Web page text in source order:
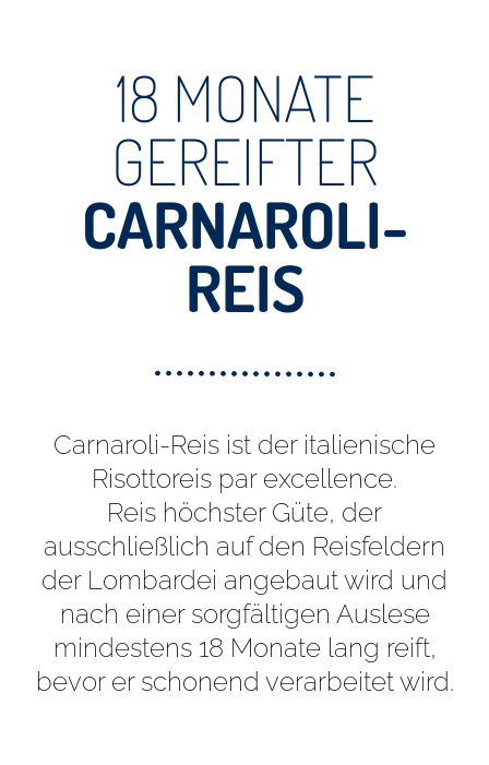
18 MONATE
GEREIFTER
CARNAROLI-
REIS
Carnaroli-Reis ist der italienische
Risottoreis par excellence.
Reis höchster Güte, der
ausschließlich auf den Reisfeldern
der Lombardei angebaut wird und
nach einer sorgfältigen Auslese
mindestens 18 Monate lang reift,
bevor er schonend verarbeitet wird.